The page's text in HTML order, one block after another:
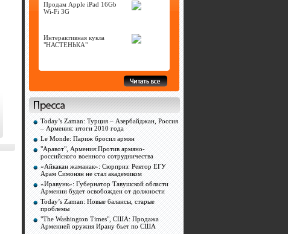
Продам Apple iPad 16Gb
Wi-Fi 3G
Интерактивная кукла
"НАСТЕНЬКА"
Today’s Zaman: Турция – Азербайджан, Россия
– Армения: итоги 2010 года
Le Monde: Париж бросил армян
"Аравот", Армения:Против армяно-
российского военного сотрудничества
«Айкакан жаманак»: Сюрприз: Ректор ЕГУ
Арам Симонян не стал академиком
«Иравунк»: Губернатор Тавушской области
Армении будет освобожден от должности
Today’s Zaman: Новые балансы, старые
проблемы
"The Washington Times", США: Продажа
Арменией оружия Ирану бьет по США